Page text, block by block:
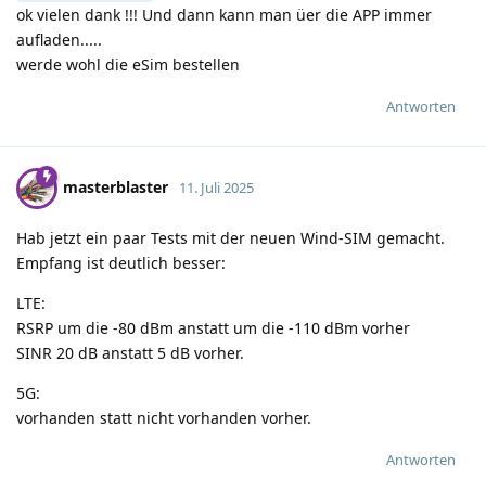
ok vielen dank !!! Und dann kann man üer die APP immer
aufladen.....
werde wohl die eSim bestellen
Antworten
masterblaster 11. Juli 2025
Hab jetzt ein paar Tests mit der neuen Wind-SIM gemacht.
Empfang ist deutlich besser:
LTE:
RSRP um die -80 dBm anstatt um die -110 dBm vorher
SINR 20 dB anstatt 5 dB vorher.
5G:
vorhanden statt nicht vorhanden vorher.
Antworten